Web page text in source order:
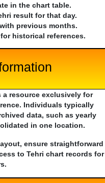
in the chart table.
result for that day.
previous months.
historical references.
a resource exclusively for
Individuals typically
data, such as yearly
in one location.
ensure straightforward
to Tehri chart records for